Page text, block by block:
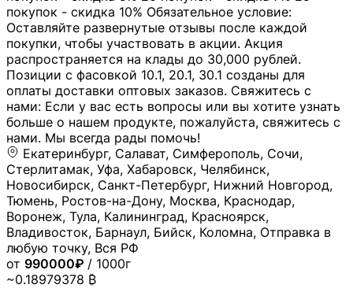
покупок - скидка 10% Обязательное условие:
Оставляйте развернутые отзывы после каждой
покупки, чтобы участвовать в акции. Акция
распространяется на клады до 30,000 рублей.
Позиции с фасовкой 10.1, 20.1, 30.1 созданы для
оплаты доставки оптовых заказов. Свяжитесь с
нами: Если у вас есть вопросы или вы хотите узнать
больше о нашем продукте, пожалуйста, свяжитесь с
нами. Мы всегда рады помочь!
Екатеринбург, Салават, Симферополь, Сочи,
Стерлитамак, Уфа, Хабаровск, Челябинск,
Новосибирск, Санкт-Петербург, Нижний Новгород,
Тюмень, Ростов-на-Дону, Москва, Краснодар,
Воронеж, Тула, Калининград, Красноярск,
Владивосток, Барнаул, Бийск, Коломна, Отправка в
любую точку, Вся РФ
от 990000₽ / 1000г
~0.18979378 ₿